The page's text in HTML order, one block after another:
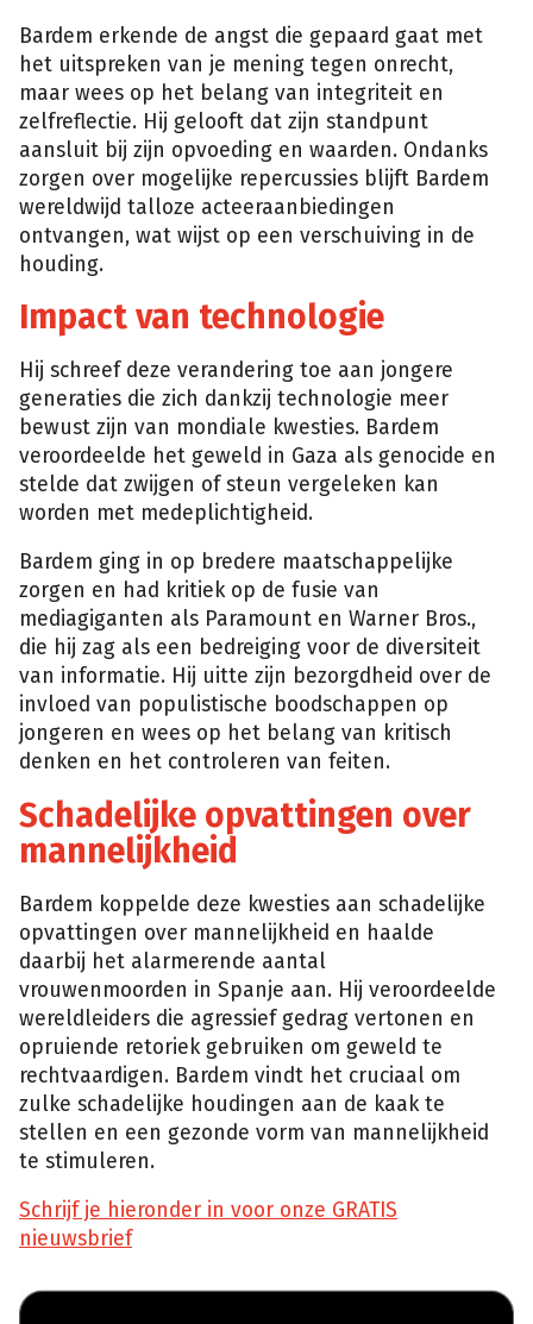
Bardem erkende de angst die gepaard gaat met
het uitspreken van je mening tegen onrecht,
maar wees op het belang van integriteit en
zelfreflectie. Hij gelooft dat zijn standpunt
aansluit bij zijn opvoeding en waarden. Ondanks
zorgen over mogelijke repercussies blijft Bardem
wereldwijd talloze acteeraanbiedingen
ontvangen, wat wijst op een verschuiving in de
houding.
Impact van technologie
Hij schreef deze verandering toe aan jongere
generaties die zich dankzij technologie meer
bewust zijn van mondiale kwesties. Bardem
veroordeelde het geweld in Gaza als genocide en
stelde dat zwijgen of steun vergeleken kan
worden met medeplichtigheid.
Bardem ging in op bredere maatschappelijke
zorgen en had kritiek op de fusie van
mediagiganten als Paramount en Warner Bros.,
die hij zag als een bedreiging voor de diversiteit
van informatie. Hij uitte zijn bezorgdheid over de
invloed van populistische boodschappen op
jongeren en wees op het belang van kritisch
denken en het controleren van feiten.
Schadelijke opvattingen over
mannelijkheid
Bardem koppelde deze kwesties aan schadelijke
opvattingen over mannelijkheid en haalde
daarbij het alarmerende aantal
vrouwenmoorden in Spanje aan. Hij veroordeelde
wereldleiders die agressief gedrag vertonen en
opruiende retoriek gebruiken om geweld te
rechtvaardigen. Bardem vindt het cruciaal om
zulke schadelijke houdingen aan de kaak te
stellen en een gezonde vorm van mannelijkheid
te stimuleren.
Schrijf je hieronder in voor onze GRATIS
nieuwsbrief